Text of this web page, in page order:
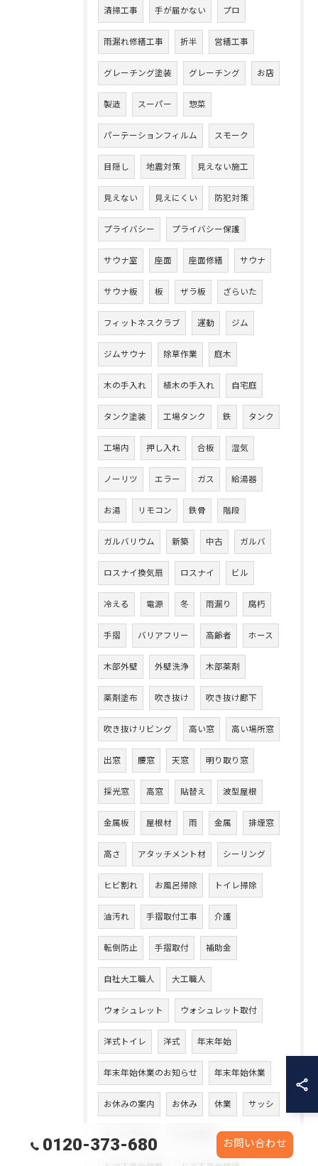
清掃工事 手が届かない プロ
雨漏れ修繕工事 折半 営繕工事
グレーチング塗装 グレーチング お店
製造 スーパー 惣菜
パーテーションフィルム スモーク
目隠し 地震対策 見えない施工
見えない 見えにくい 防犯対策
プライバシー プライバシー保護
サウナ室 座面 座面修繕 サウナ
サウナ板 板 ザラ板 ざらいた
フィットネスクラブ 運動 ジム
ジムサウナ 除草作業 庭木
木の手入れ 植木の手入れ 自宅庭
タンク塗装 工場タンク 鉄 タンク
工場内 押し入れ 合板 湿気
ノーリツ エラー ガス 給湯器
お湯 リモコン 鉄骨 階段
ガルバリウム 新築 中古 ガルバ
ロスナイ換気扇 ロスナイ ビル
冷える 電源 冬 雨漏り 腐朽
手摺 バリアフリー 高齢者 ホース
木部外壁 外壁洗浄 木部薬剤
薬剤塗布 吹き抜け 吹き抜け廊下
吹き抜けリビング 高い窓 高い場所窓
出窓 腰窓 天窓 明り取り窓
採光窓 高窓 貼替え 波型屋根
金属板 屋根材 雨 金属 排煙窓
高さ アタッチメント材 シーリング
ヒビ割れ お風呂掃除 トイレ掃除
油汚れ 手摺取付工事 介護
転倒防止 手摺取付 補助金
自社大工職人 大工職人
ウォシュレット ウォシュレット取付
洋式トイレ 洋式 年末年始
年末年始休業のお知らせ 年末年始休業
お休みの案内 お休み 休業 サッシ
0120-373-680 お問い合わせ